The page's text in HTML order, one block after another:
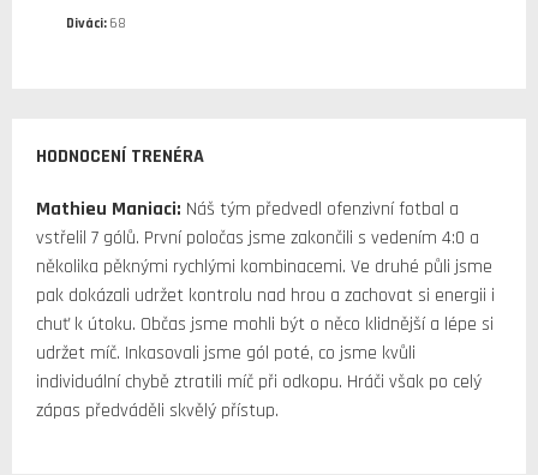
Diváci: 68
HODNOCENÍ TRENÉRA
Mathieu Maniaci: Náš tým předvedl ofenzivní fotbal a
vstřelil 7 gólů. První poločas jsme zakončili s vedením 4:0 a
několika pěknými rychlými kombinacemi. Ve druhé půli jsme
pak dokázali udržet kontrolu nad hrou a zachovat si energii i
chuť k útoku. Občas jsme mohli být o něco klidnější a lépe si
udržet míč. Inkasovali jsme gól poté, co jsme kvůli
individuální chybě ztratili míč při odkopu. Hráči však po celý
zápas předváděli skvělý přístup.